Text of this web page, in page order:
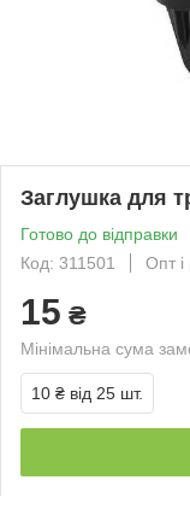
Заглушка для
Готово до відправки
Код: 311501
Опт і
15 ₴
Мінімальна сума
10 ₴ від 25 шт.